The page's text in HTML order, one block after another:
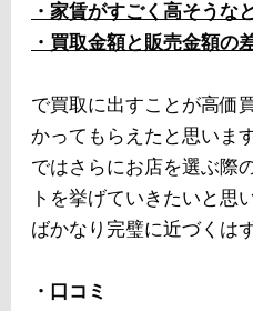
・家賃がすごく高そうな
・買取金額と販売金額の
で買取に出すことが高価
かってもらえたと思いま
ではさらにお店を選ぶ際
トを挙げていきたいと思
ばかなり完璧に近づくは
・口コミ